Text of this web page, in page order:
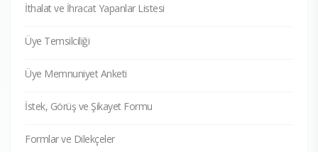
İthalat ve İhracat Yapanlar Listesi
Üye Temsilciliği
Üye Memnuniyet Anketi
İstek, Görüş ve Şikayet Formu
Formlar ve Dilekçeler